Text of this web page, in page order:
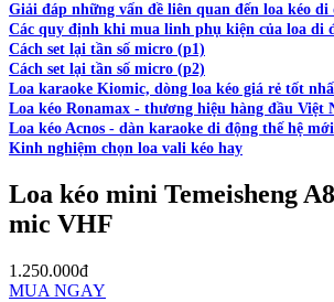
Giải đáp những vấn đề liên quan đến loa kéo di
Các quy định khi mua linh phụ kiện của loa di
Cách set lại tần số micro (p1)
Cách set lại tần số micro (p2)
Loa karaoke Kiomic, dòng loa kéo giá rẻ tốt
Loa kéo Ronamax - thương hiệu hàng đầu Việt
Loa kéo Acnos - dàn karaoke di động thế hệ mới
Kinh nghiệm chọn loa vali kéo hay
Loa kéo mini Temeisheng
mic VHF
1.250.000đ
MUA NGAY